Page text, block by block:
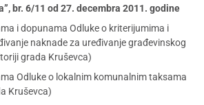
br. 6/11 od 27. decembra 2011. godine
i dopunama Odluke o kriterijumima i
naknade za uređivanje građevinskog
grada Kruševca)
Odluke o lokalnim komunalnim taksama
Kruševca)